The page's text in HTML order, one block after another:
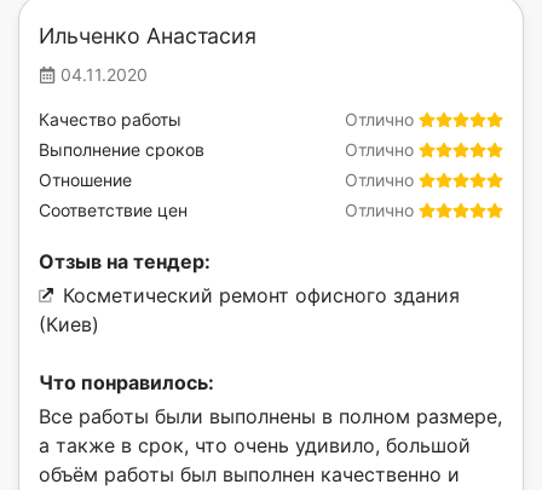
Ильченко Анастасия
04.11.2020
Отлично
Качество работы
Отлично
Выполнение сроков
Отлично
Отношение
Отлично
Соответствие цен
Отзыв на тендер:
Косметический ремонт офисного здания
(Киев)
Что понравилось:
Все работы были выполнены в полном размере,
а также в срок, что очень удивило, большой
объём работы был выполнен качественно и